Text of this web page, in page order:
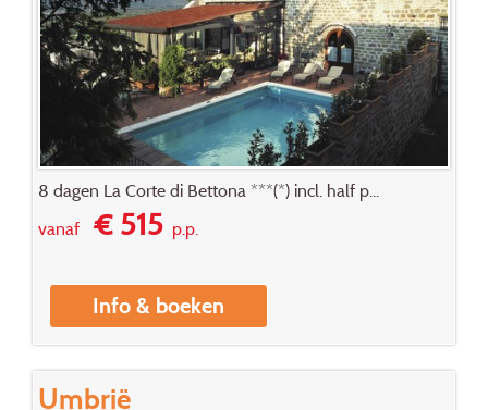
8 dagen La Corte di Bettona ***(*) incl. half p...
vanaf€ 515p.p.
Info & boeken
Umbrië